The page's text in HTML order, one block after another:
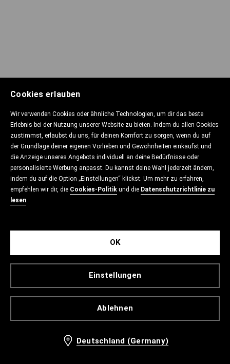
Cookies erlauben
Wir verwenden Cookies oder ähnliche Technologien, um dir das beste
Erlebnis bei der Nutzung unserer Website zu bieten. Indem du allen Cookies
zustimmst, erlaubst du uns, für deinen Komfort zu sorgen, wenn du auf
der Grundlage deiner eigenen Vorlieben und Gewohnheiten einkaufst und
die Anzeige unseres Angebots individuell an deine Bedürfnisse oder
personalisierte Werbung anpasst. Du kannst deine Wahl jederzeit ändern,
indem du auf die Option „Einstellungen“ klickst. Um mehr zu erfahren,
empfehlen wir dir, die Cookies-Politik und die Datenschutzrichtlinie zu
lesen.
Ablehnen
Einstellungen
OK
Deutschland (Germany)